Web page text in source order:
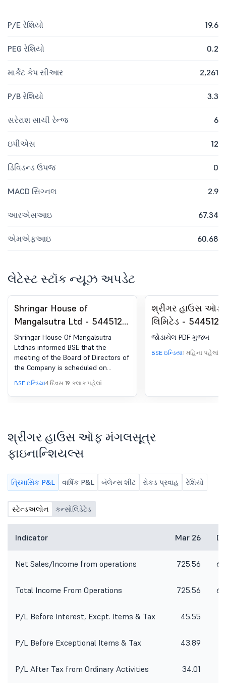
P/E રેશિયો 19.6
PEG રેશિયો 0.2
માર્કેટ કેપ સીઆર 2,261
P/B રેશિયો 3.3
સરેરાશ સાચી રેન્જ 6
ઇપીએસ 12
ડિવિડન્ડ ઉપજ 0
MACD સિગ્નલ 2.9
આરએસઆઇ 67.34
એમએફઆઇ 60.68
લેટેસ્ટ સ્ટૉક ન્યૂઝ અપડેટ
Shringar House of
Mangalsutra Ltd - 544512 -
Board Meeting Intimation
for Inter-Alia Considering
And Approving Following
Matters: 1. Standalone
Unaudited Financial Results
Of The Company For The
Item With Permission Of
The Chair
Shringar House Of Mangalsutra
Ltdhas informed BSE that the
meeting of the Board of Directors of
the Company is scheduled on
12/08/2026 ,inter alia, to consider
and approve 1. Standalone Unaudited
Financial Results of the Company for
accordance with the SEBI
(Prohibition of Insider Trading)
Regulations, 2015 and in terms of the
Regulating, Monitoring and
Reporting of Trading by Insiders of
the Company, we have intimated
about the closure of Trading Window
vide our letter dated June 23, 2026.
to remain closed till 48 hours from
results of the Company for the
quarter ended June 30, 2026.
BSE ઇન્ડિયા4 દિવસ 19 કલાક પહેલાં
શ્રીંગર હાઉસ
લિમિટેડ - 544512 -
રજિસ્ટ્રેશન હેઠળ
સર્ટિફિકેટ. SEBI
જોડાયેલ PDF મુજબ
BSE ઇન્ડિયા1 મહિના પહેલાં
શ્રીંગર હાઉસ ઑફ મંગલસૂત્ર
ફાઇનાન્શિયલ્સ
ત્રિમાસિક P&L વાર્ષિક P&L બૅલેન્સ શીટ રોકડ પ્રવાહ રેશિયો
સ્ટેન્ડઅલોન કન્સોલિડેટેડ
Indicator Mar 26
Net Sales/Income from operations 725.56
Total Income From Operations 725.56
P/L Before Interest, Excpt. Items & Tax 45.55
P/L Before Exceptional Items & Tax 43.89
P/L After Tax from Ordinary Activities 34.01